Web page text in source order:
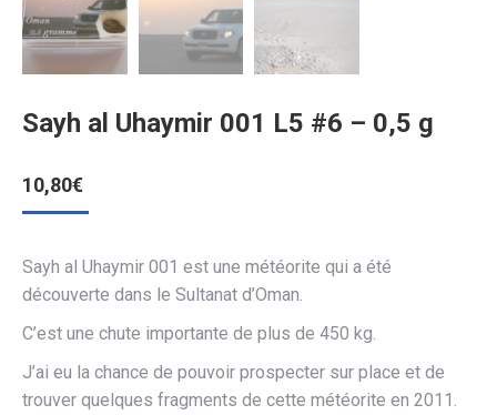
Sayh al Uhaymir 001 L5 #6 – 0,5 g
10,80€
Sayh al Uhaymir 001 est une météorite qui a été
découverte dans le Sultanat d’Oman.
C’est une chute importante de plus de 450 kg.
J’ai eu la chance de pouvoir prospecter sur place et de
trouver quelques fragments de cette météorite en 2011.